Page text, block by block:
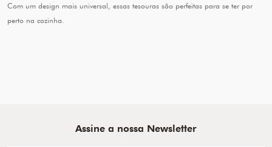
Com um design mais universal, essas tesouras são perfeitas para se ter por
perto na cozinha.
Assine a nossa Newsletter